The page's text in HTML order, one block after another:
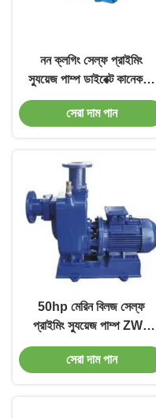
নন ক্লগিং সেল্ফ প্রাইমিং
স্যুয়েজ পাম্প ডাইরেক্ট কানেকশন
নন ক্লগ পাম্প
সেরা দাম পান
50hp মেরিন বিলজ সেল্ফ
প্রাইমিং স্যুয়েজ পাম্প ZWL
এলফ প্রাইমিং ওয়েস্টওয়াটার
পাম্প
সেরা দাম পান